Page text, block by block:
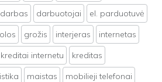
darbas darbuotojai
el. parduotuvė
grožis interjeras
internetas
kreditai internetu
kreditas
maistas
mobilieji telefonai